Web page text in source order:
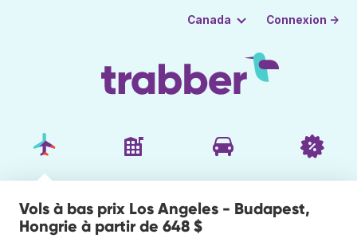
Canada Connexion →
Vols à bas prix Los Angeles - Budapest,
Hongrie à partir de 648 $